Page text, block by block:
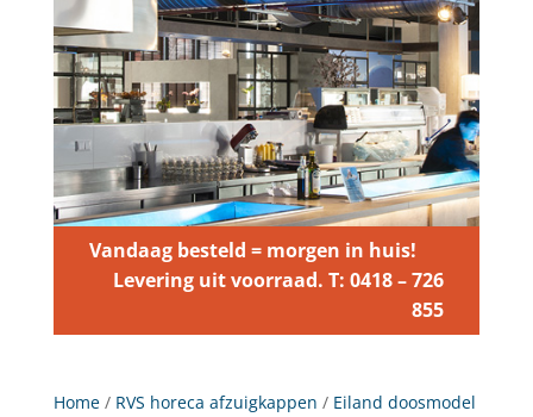
Vandaag besteld = morgen in huis!
Levering uit voorraad. T: 0418 – 726
855
Home/ RVS horeca afzuigkappen / Eiland doosmodel